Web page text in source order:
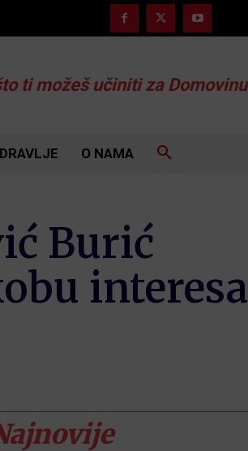
ti možeš učiniti za Domovinu
O NAMA
Burić
interesa